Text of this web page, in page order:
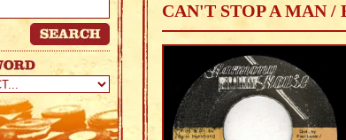
CAN'T STOP A MAN /